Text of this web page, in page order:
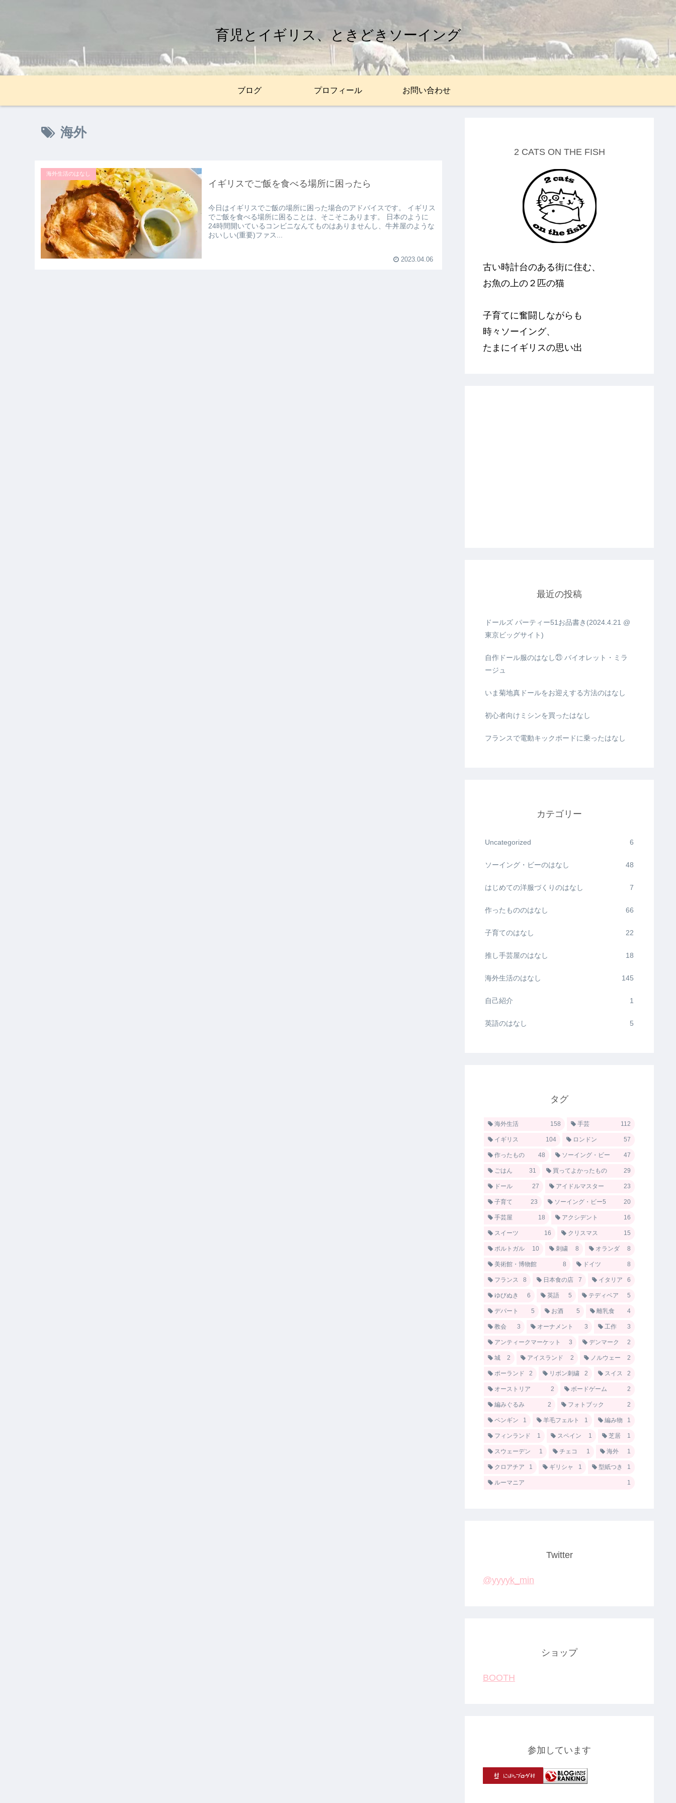
育児とイギリス、ときどきソーイング
ブログ プロフィール お問い合わせ
海外
海外生活のはなし
イギリスでご飯を食べる場所に困ったら
今日はイギリスでご飯の場所に困った場合のアドバイスです。 イギリス
でご飯を食べる場所に困ることは、そこそこあります。 日本のように
24時間開いているコンビニなんてものはありませんし、牛丼屋のような
おいしい(重要)ファス...
2023.04.06
2 CATS ON THE FISH
古い時計台のある街に住む、
お魚の上の２匹の猫
子育てに奮闘しながらも
時々ソーイング、
たまにイギリスの思い出
最近の投稿
ドールズ パーティー51お品書き(2024.4.21 @
東京ビッグサイト)
自作ドール服のはなし㉑ バイオレット・ミラ
ージュ
いま菊地真ドールをお迎えする方法のはなし
初心者向けミシンを買ったはなし
フランスで電動キックボードに乗ったはなし
カテゴリー
Uncategorized 6
ソーイング・ビーのはなし 48
はじめての洋服づくりのはなし 7
作ったもののはなし 66
子育てのはなし 22
推し手芸屋のはなし 18
海外生活のはなし 145
自己紹介 1
英語のはなし 5
タグ
海外生活 158 手芸 112
イギリス 104 ロンドン 57
作ったもの 48 ソーイング・ビー 47
ごはん 31 買ってよかったもの 29
ドール 27 アイドルマスター 23
子育て 23 ソーイング・ビー5 20
手芸屋 18 アクシデント 16
スイーツ 16 クリスマス 15
ポルトガル 10 刺繍 8 オランダ 8
美術館・博物館 8 ドイツ 8
フランス 8 日本食の店 7 イタリア 6
ゆびぬき 6 英語 5 テディベア 5
デパート 5 お酒 5 離乳食 4
教会 3 オーナメント 3 工作 3
アンティークマーケット 3 デンマーク 2
城 2 アイスランド 2 ノルウェー 2
ポーランド 2 リボン刺繍 2 スイス 2
オーストリア 2 ボードゲーム 2
編みぐるみ 2 フォトブック 2
ペンギン 1 羊毛フェルト 1 編み物 1
フィンランド 1 スペイン 1 芝居 1
スウェーデン 1 チェコ 1 海外 1
クロアチア 1 ギリシャ 1 型紙つき 1
ルーマニア 1
Twitter
@yyyyk_min
ショップ
BOOTH
参加しています